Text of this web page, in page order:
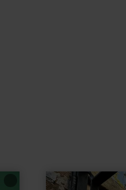
meer
informatie